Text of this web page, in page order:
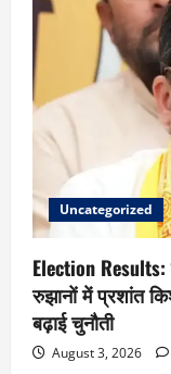
Uncategorized
Election
रुझानों में प्रशांत
बढ़ाई चुनौती
August 3, 2026